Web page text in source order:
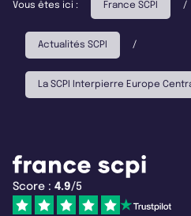
Vous êtes ici : France SCPI /
Actualités SCPI /
La SCPI Interpierre Europe
Score : 4.9/5